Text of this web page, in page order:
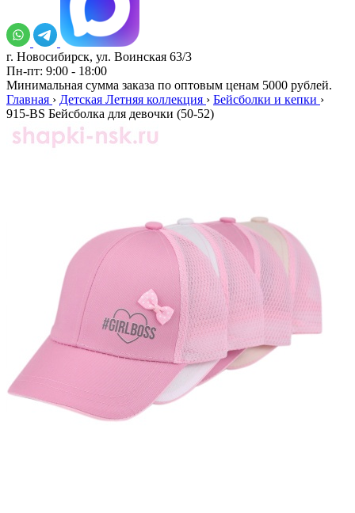
г. Новосибирск, ул. Воинская 63/3
Пн-пт: 9:00 - 18:00
Минимальная сумма заказа по оптовым ценам 5000 рублей.
Главная › Детская Летняя коллекция › Бейсболки и кепки ›
915-BS Бейсболка для девочки (50-52)